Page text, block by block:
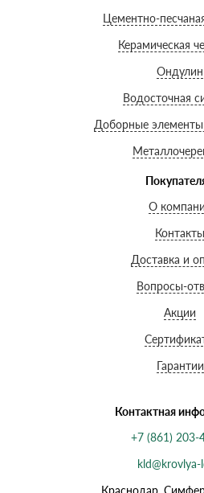
Цементно-
Керамическая
Ондулин
Водосточная
Доборные
О
Контакты
Доставка и
Вопросы-
Акции
Гарантии
Контактная
+7 (861) 203-
kld@krovlya-
Краснодар,